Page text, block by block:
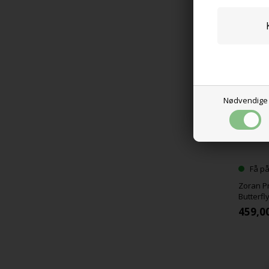
Nødvendige
Få
Zoran